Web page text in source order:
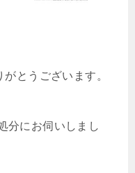
とうございます。
分にお伺いしまし